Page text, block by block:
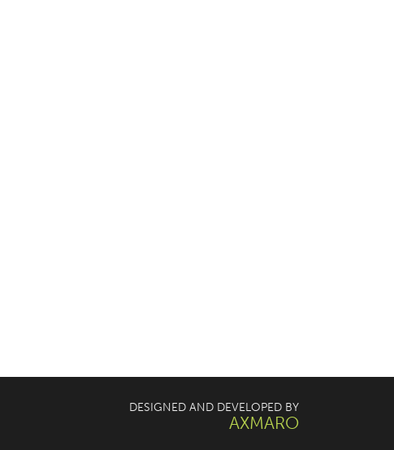
DESIGNED AND DEVELOPED BY
AXMARO